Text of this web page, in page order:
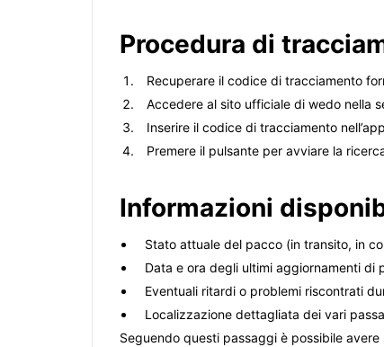
Procedura di
Recuperare il codice di tracciamento
Accedere al sito ufficiale di wedo nella
Inserire il codice di tracciamento
Premere il pulsante per avviare la
Informazioni
Stato attuale del pacco (in transito, in
Data e ora degli ultimi aggiornamenti di
Eventuali ritardi o problemi riscontrati
Localizzazione dettagliata dei vari
Seguendo questi passaggi è possibile